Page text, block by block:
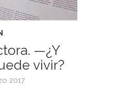
—¿Y
vivir?
2017